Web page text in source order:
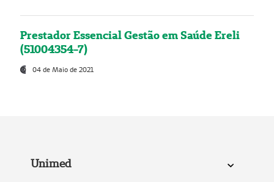
Prestador Essencial Gestão em Saúde Ereli
(51004354-7)
04 de Maio de 2021
Unimed